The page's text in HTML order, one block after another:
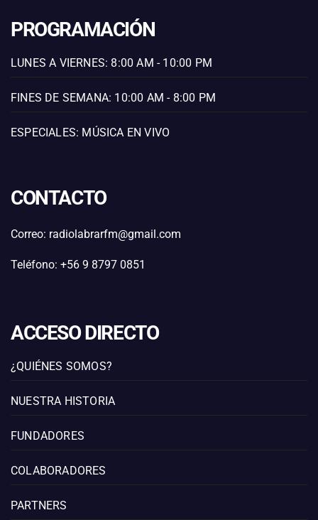
PROGRAMACIÓN
LUNES A VIERNES: 8:00 AM - 10:00 PM
FINES DE SEMANA: 10:00 AM - 8:00 PM
ESPECIALES: MÚSICA EN VIVO
CONTACTO
Correo: radiolabrarfm@gmail.com
Teléfono: +56 9 8797 0851
ACCESO DIRECTO
¿QUIÉNES SOMOS?
NUESTRA HISTORIA
FUNDADORES
COLABORADORES
PARTNERS